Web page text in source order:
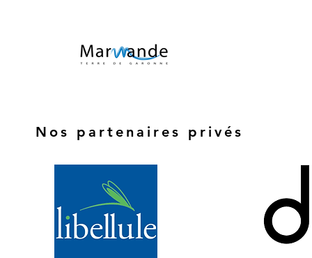
Nos partenaires privés